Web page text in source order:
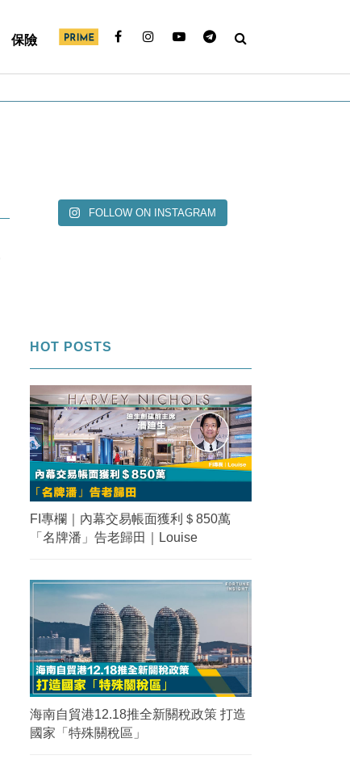
保險
FOLLOW ON INSTAGRAM
HOT POSTS
FI專欄｜內幕交易帳面獲利＄850萬
「名牌潘」告老歸田｜Louise
海南自貿港12.18推全新關稅政策 打造
國家「特殊關稅區」